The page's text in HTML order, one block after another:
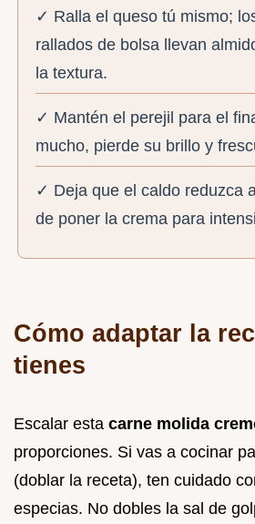
✓ Ralla el queso tú mismo;
rallados de bolsa llevan
la textura.
✓ Mantén el perejil para el
mucho, pierde su brillo y
✓ Deja que el caldo reduzca
de poner la crema para
Cómo adaptar la
tienes
Escalar esta carne molida
proporciones. Si vas a cocinar
(doblar la receta), ten cuidado
especias. No dobles la sal de